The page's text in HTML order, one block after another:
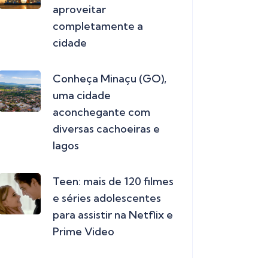
aproveitar
completamente a
cidade
Conheça Minaçu (GO),
uma cidade
aconchegante com
diversas cachoeiras e
lagos
Teen: mais de 120 filmes
e séries adolescentes
para assistir na Netflix e
Prime Video